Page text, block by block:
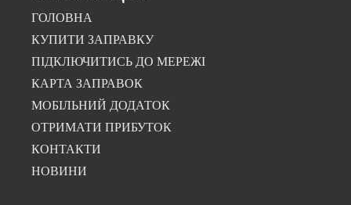
ГОЛОВНА
КУПИТИ ЗАПРАВКУ
ПІДКЛЮЧИТИСЬ ДО МЕРЕЖІ
КАРТА ЗАПРАВОК
МОБІЛЬНИЙ ДОДАТОК
ОТРИМАТИ ПРИБУТОК
КОНТАКТИ
НОВИНИ